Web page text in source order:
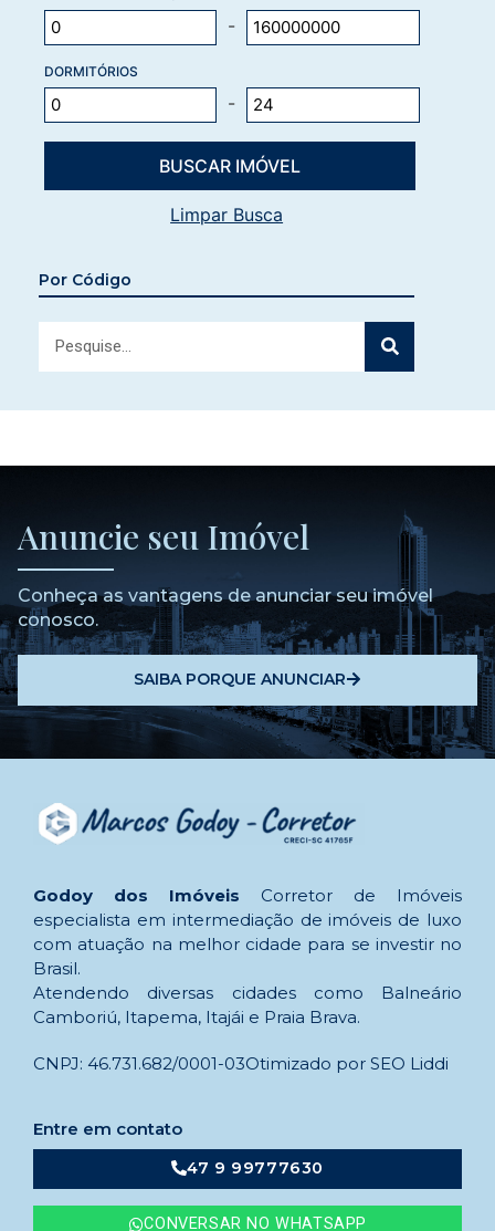
-
DORMITÓRIOS
-
Limpar Busca
Por Código
Anuncie seu Imóvel
Conheça as vantagens de anunciar seu imóvel
conosco.
SAIBA PORQUE ANUNCIAR
Godoy dos Imóveis Corretor de Imóveis
especialista em intermediação de imóveis de luxo
com atuação na melhor cidade para se investir no
Brasil.
Atendendo diversas cidades como Balneário
Camboriú, Itapema, Itajái e Praia Brava.
CNPJ: 46.731.682/0001-03Otimizado por SEO Liddi
Entre em contato
47 9 99777630
CONVERSAR NO WHATSAPP